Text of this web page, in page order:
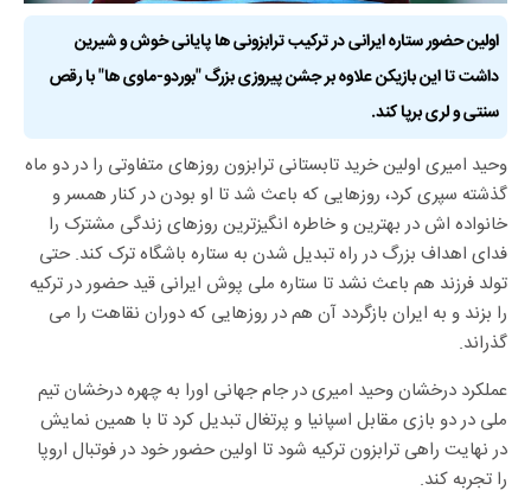
اولین حضور ستاره ایرانی در ترکیب ترابزونی ها پایانی خوش و شیرین
داشت تا این بازیکن علاوه بر جشن پیروزی بزرگ "بوردو-ماوی ها" با رقص
سنتی و لری برپا کند.
وحید امیری اولین خرید تابستانی ترابزون روزهای متفاوتی را در دو ماه
گذشته سپری کرد، روزهایی که باعث شد تا او بودن در کنار همسر و
خانواده اش در بهترین و خاطره انگیزترین روزهای زندگی مشترک را
فدای اهداف بزرگ در راه تبدیل شدن به ستاره باشگاه ترک کند. حتی
تولد فرزند هم باعث نشد تا ستاره ملی پوش ایرانی قید حضور در ترکیه
را بزند و به ایران بازگردد آن هم در روزهایی که دوران نقاهت را می
گذراند.
عملکرد درخشان وحید امیری در جام جهانی اورا به چهره درخشان تیم
ملی در دو بازی مقابل اسپانیا و پرتغال تبدیل کرد تا با همین نمایش
در نهایت راهی ترابزون ترکیه شود تا اولین حضور خود در فوتبال اروپا
را تجربه کند.